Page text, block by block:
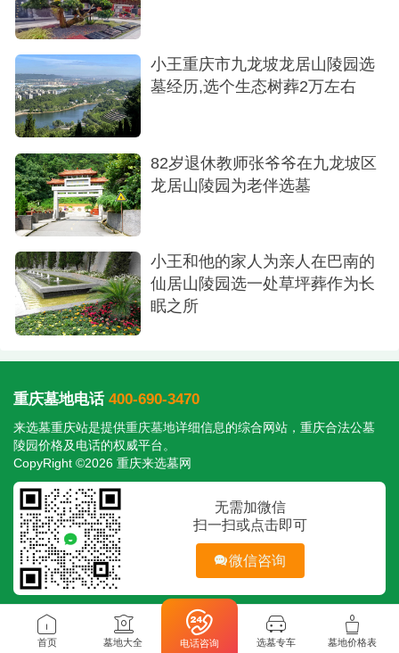
小王重庆市九龙坡龙居山陵园选
墓经历,选个生态树葬2万左右
82岁退休教师张爷爷在九龙坡区
龙居山陵园为老伴选墓
小王和他的家人为亲人在巴南的
仙居山陵园选一处草坪葬作为长
眠之所
重庆墓地电话 400-690-3470
来选墓重庆站是提供重庆墓地详细信息的综合网站，重庆合法公墓
陵园价格及电话的权威平台。
CopyRight ©2026 重庆来选墓网
无需加微信
扫一扫或点击即可
微信咨询
首页 墓地大全 电话咨询 选墓专车 墓地价格表